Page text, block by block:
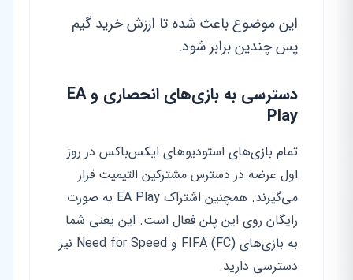
این موضوع باعث شده تا ارزش خرید گیم
پس چندین برابر شود.
دسترسی به بازی‌های انحصاری و EA
Play
تمام بازی‌های استودیوهای ایکس‌باکس در روز
اول عرضه در دسترس مشترکین التیمیت قرار
می‌گیرند. همچنین اشتراک EA Play به صورت
رایگان روی این پلن فعال است. این یعنی شما
به بازی‌های FIFA (FC) و Need for Speed نیز
دسترسی دارید.